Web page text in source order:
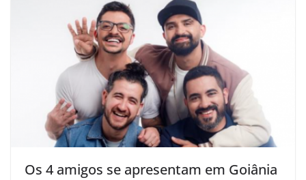
Os 4 amigos se apresentam em Goiânia